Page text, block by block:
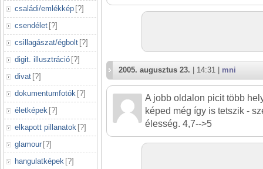
családi/emlékkép [?]
csendélet [?]
csillagászat/égbolt [?]
digit. illusztráció [?]
divat [?]
dokumentumfotók [?]
életképek [?]
elkapott pillanatok [?]
glamour [?]
hangulatképek [?]
2005. augusztus 23. | 14:31 | mni
A jobb oldalon picit több
képed még így is tetszik -
élesség. 4,7-->5